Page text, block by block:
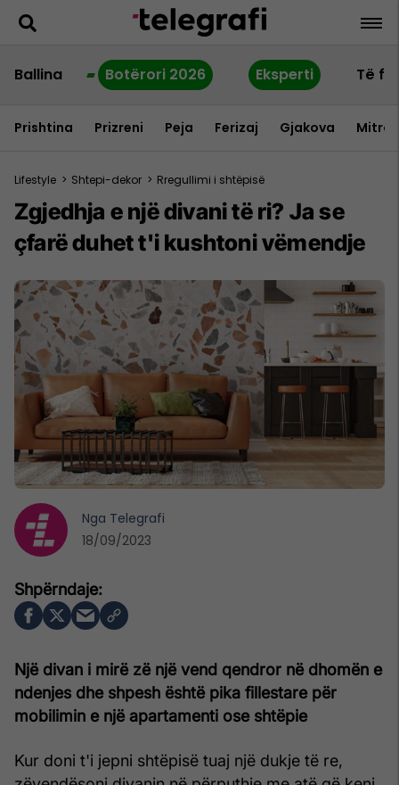
Ballina Botërori 2026 Eksperti Të
Prishtina Prizreni Peja Ferizaj Gjakova
Lifestyle > Shtepi-dekor > Rregullimi i shtëpisë
Zgjedhja e një divani të ri? Ja se
çfarë duhet t'i kushtoni vëmendje
Një divan i mirë zë një vend qendror në dhomën e
ndenjes dhe shpesh është pika fillestare për
mobilimin e një apartamenti ose shtëpie
Kur doni t'i jepni shtëpisë tuaj një dukje të re,
Nga Telegrafi
18/09/2023